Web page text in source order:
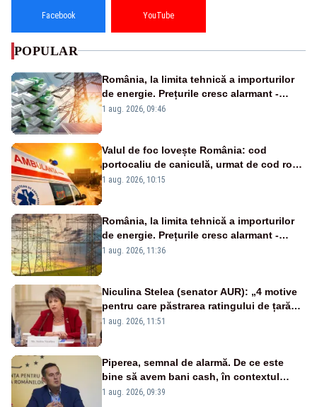
Facebook YouTube
POPULAR
România, la limita tehnică a importurilor
de energie. Prețurile cresc alarmant -
Analiză Realitatea Plus
1 aug. 2026, 09:46
Valul de foc lovește România: cod
portocaliu de caniculă, urmat de cod roșu
duminică. Temperaturile urcă spre 40°C
1 aug. 2026, 10:15
România, la limita tehnică a importurilor
de energie. Prețurile cresc alarmant -
Analiză Realitatea Plus
1 aug. 2026, 11:36
Niculina Stelea (senator AUR): „4 motive
pentru care păstrarea ratingului de țară
nu este o reușită pentru Guvernul
1 aug. 2026, 11:51
Piperea, semnal de alarmă. De ce este
bine să avem bani cash, în contextul
alertei energetice?
1 aug. 2026, 09:39